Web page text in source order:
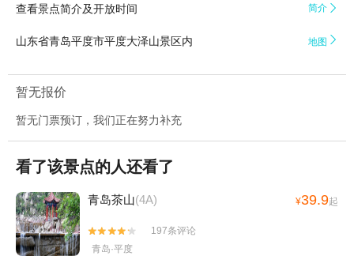
查看景点简介及开放时间 简介 
山东省青岛平度市平度大泽山景区内 地图 
暂无报价
暂无门票预订，我们正在努力补充
看了该景点的人还看了
青岛茶山(4A) ¥39.9起


197条评论
青岛·平度